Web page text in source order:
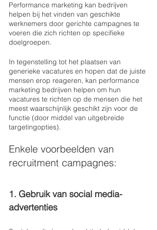
Performance marketing kan bedrijven
helpen bij het vinden van geschikte
werknemers door gerichte campagnes te
voeren die zich richten op specifieke
doelgroepen.
In tegenstelling tot het plaatsen van
generieke vacatures en hopen dat de juiste
mensen erop reageren, kan performance
marketing bedrijven helpen om hun
vacatures te richten op de mensen die het
meest waarschijnlijk geschikt zijn voor de
functie (door middel van uitgebreide
targetingopties).
Enkele voorbeelden van
recruitment campagnes:
1. Gebruik van social media-
advertenties